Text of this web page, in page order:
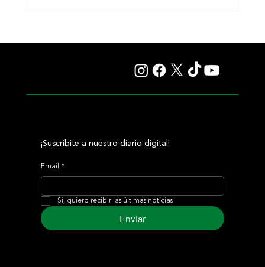
¡Suscribite a nuestro diario digital!
Email *
Si, quiero recibir las últimas noticias
Enviar